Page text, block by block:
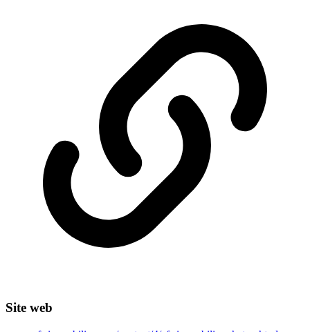
Site web